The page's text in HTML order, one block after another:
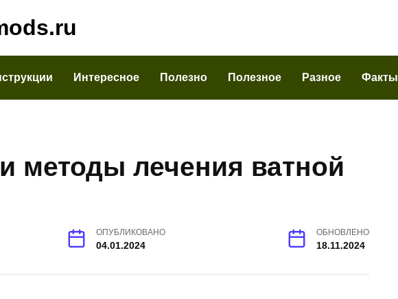
Интересное Полезно Полезное Разное Факты
методы лечения ватной
ОПУБЛИКОВАНО
04.01.2024
ОБНОВЛЕНО
18.11.2024